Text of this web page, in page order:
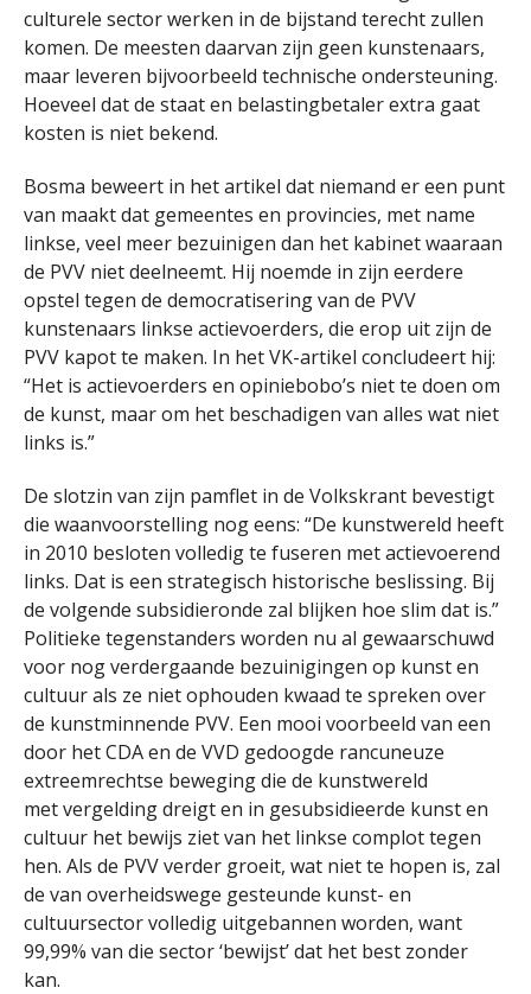
culturele sector werken in de bijstand terecht zullen
komen. De meesten daarvan zijn geen kunstenaars,
maar leveren bijvoorbeeld technische ondersteuning.
Hoeveel dat de staat en belastingbetaler extra gaat
kosten is niet bekend.
Bosma beweert in het artikel dat niemand er een punt
van maakt dat gemeentes en provincies, met name
linkse, veel meer bezuinigen dan het kabinet waaraan
de PVV niet deelneemt. Hij noemde in zijn eerdere
opstel tegen de democratisering van de PVV
kunstenaars linkse actievoerders, die erop uit zijn de
PVV kapot te maken. In het VK-artikel concludeert hij:
“Het is actievoerders en opiniebobo’s niet te doen om
de kunst, maar om het beschadigen van alles wat niet
links is.”
De slotzin van zijn pamflet in de Volkskrant bevestigt
die waanvoorstelling nog eens: “De kunstwereld heeft
in 2010 besloten volledig te fuseren met actievoerend
links. Dat is een strategisch historische beslissing. Bij
de volgende subsidieronde zal blijken hoe slim dat is.”
Politieke tegenstanders worden nu al gewaarschuwd
voor nog verdergaande bezuinigingen op kunst en
cultuur als ze niet ophouden kwaad te spreken over
de kunstminnende PVV. Een mooi voorbeeld van een
door het CDA en de VVD gedoogde rancuneuze
extreemrechtse beweging die de kunstwereld
met vergelding dreigt en in gesubsidieerde kunst en
cultuur het bewijs ziet van het linkse complot tegen
hen. Als de PVV verder groeit, wat niet te hopen is, zal
de van overheidswege gesteunde kunst- en
cultuursector volledig uitgebannen worden, want
99,99% van die sector ‘bewijst’ dat het best zonder
kan.